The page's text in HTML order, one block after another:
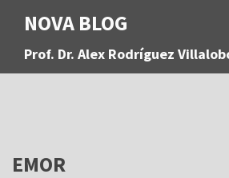
a
NOVA BLOG
Prof. Dr. Alex Rodríguez
EMOR